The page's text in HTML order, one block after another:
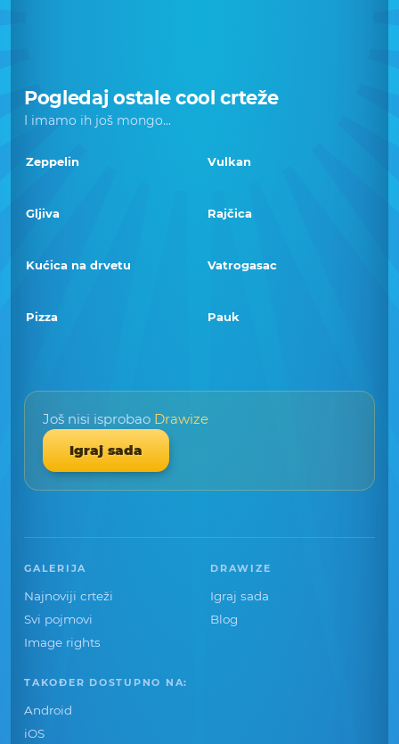
Pogledaj ostale cool crteže
I imamo ih još mongo...
Zeppelin Vulkan
Gljiva Rajčica
Kućica na drvetu Vatrogasac
Pizza Pauk
Još nisi isprobao Drawize
Igraj sada
GALERIJA
Najnoviji crteži
Svi pojmovi
Image rights
DRAWIZE
Igraj sada
Blog
TAKOĐER DOSTUPNO NA:
Android
iOS